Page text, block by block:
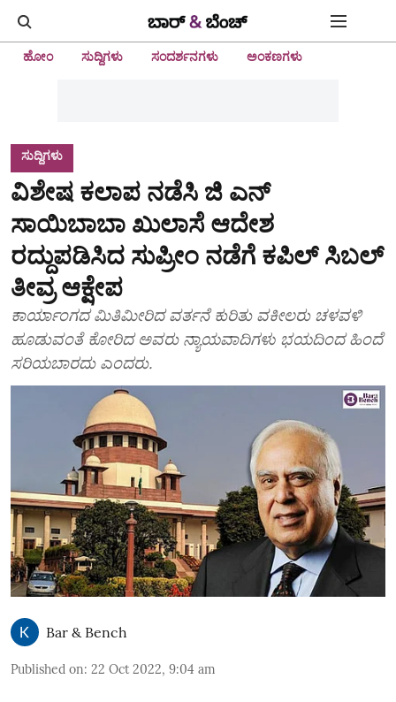
ಹೋಂ ಸುದ್ದಿಗಳು ಸಂದರ್ಶನಗಳು ಅಂಕಣಗಳು
ಸುದ್ದಿಗಳು
ವಿಶೇಷ ಕಲಾಪ ನಡೆಸಿ ಜಿ ಎನ್‌
ಸಾಯಿಬಾಬಾ ಖುಲಾಸೆ ಆದೇಶ
ರದ್ದುಪಡಿಸಿದ ಸುಪ್ರೀಂ ನಡೆಗೆ ಕಪಿಲ್‌ ಸಿಬಲ್
ತೀವ್ರ ಆಕ್ಷೇಪ
ಕಾರ್ಯಾಂಗದ ಮಿತಿಮೀರಿದ ವರ್ತನೆ ಕುರಿತು ವಕೀಲರು ಚಳವಳಿ
ಹೂಡುವಂತೆ ಕೋರಿದ ಅವರು ನ್ಯಾಯವಾದಿಗಳು ಭಯದಿಂದ ಹಿಂದೆ
ಸರಿಯಬಾರದು ಎಂದರು.
Bar & Bench
Published on: 22 Oct 2022, 9:04 am